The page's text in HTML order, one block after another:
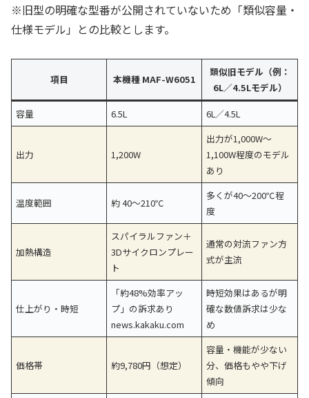
※旧型の明確な型番が公開されていないため「類似容量・
仕様モデル」との比較とします。
項目 本機種 MAF-W6051
類似旧モデル（例：
6L／4.5Lモデル）
容量
6.5L 6L／4.5L
出力 1,200W
出力が1,000W〜
1,100W程度のモデル
あり
温度範囲 約 40〜210℃
多くが40〜200℃程
度
加熱構造
スパイラルファン＋
3Dサイクロンプレー
ト
通常の対流ファン方
式が主流
仕上がり・時短
「約48%効率アッ
プ」の訴求あり
news.kakaku.com
時短効果はあるが明
確な数値訴求は少な
め
価格帯 約9,780円（想定）
容量・機能が少ない
分、価格もやや下げ
傾向